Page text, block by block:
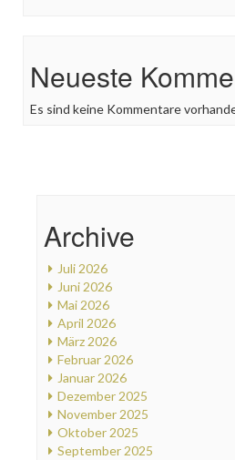
Neueste
Es sind keine Kommentare
Archive
Juli 2026
Juni 2026
Mai 2026
April 2026
März 2026
Februar 2026
Januar 2026
Dezember 2025
November 2025
Oktober 2025
September 2025